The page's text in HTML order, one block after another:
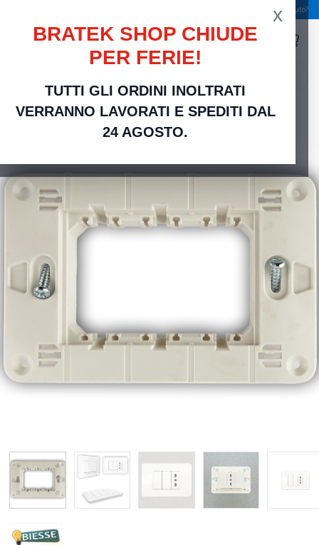
Serve aiuto?
x
BRATEK SHOP CHIUDE
PER FERIE!
TUTTI GLI ORDINI INOLTRATI
VERRANNO LAVORATI E SPEDITI DAL
24 AGOSTO.
Home Supporto 3 Posti Moduli Compatibile Matix Go con Viti — Bratek